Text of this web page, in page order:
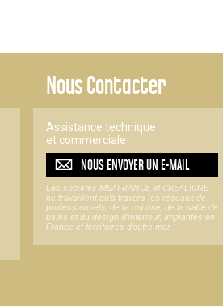
Nous Contacter
Assistance technique
et commerciale
NOUS ENVOYER UNE-MAIL
Les sociétés MSAFRANCE et CREALIGNE
ne travaillent qu'à travers les réseaux de
professionnels, de la cuisine, de la salle de
bains et du design d'intérieur, implantés en
France et territoires d’outre-mer.